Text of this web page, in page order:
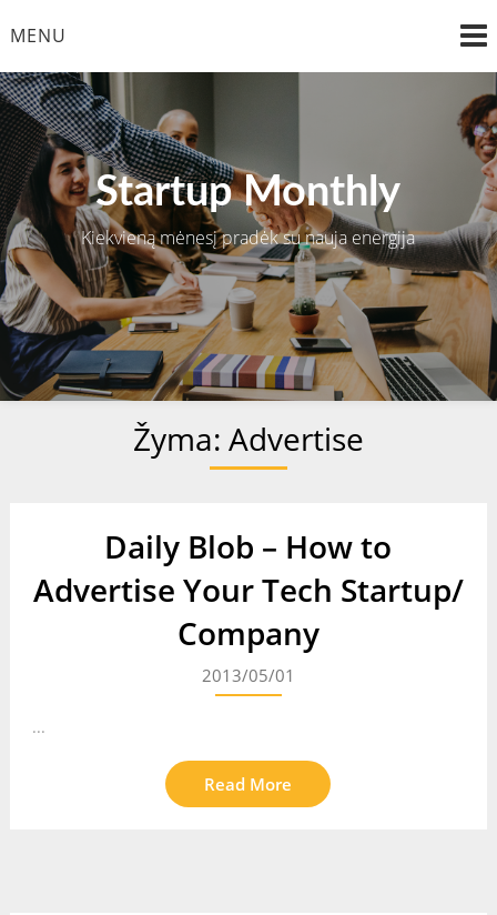
toMENU
Startup Monthly
Kiekvieną mėnesį pradėk su nauja energija
Žyma: Advertise
Daily Blob – How to
Advertise Your Tech Startup/
Company
2013/05/01
...
Read More